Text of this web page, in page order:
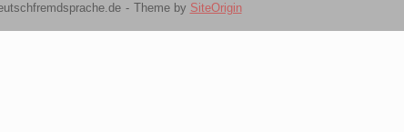
Theme by SiteOrigin